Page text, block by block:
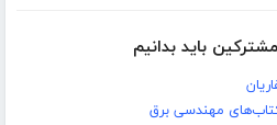
باید بدانیم
مهندسی برق